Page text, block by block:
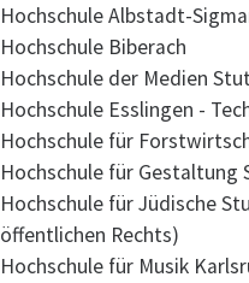
Hochschule Albstadt-
Hochschule Biberach
Hochschule der Medien
Hochschule Esslingen -
Hochschule für
Hochschule für Gestaltung
Hochschule für Jüdische
öffentlichen Rechts)
Hochschule für Musik